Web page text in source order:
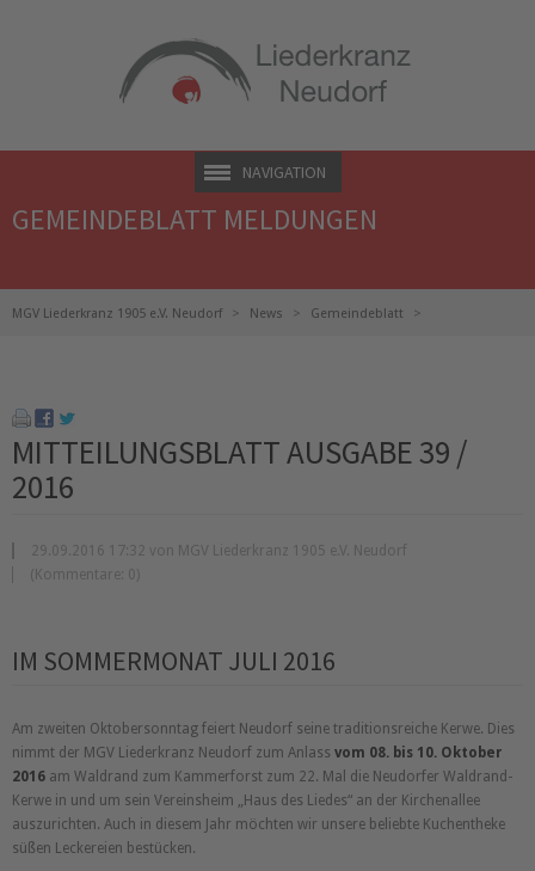
NAVIGATION
GEMEINDEBLATT MELDUNGEN
MGV Liederkranz 1905 e.V. Neudorf News Gemeindeblatt
MITTEILUNGSBLATT AUSGABE 39 /
2016
29.09.2016 17:32 von MGV Liederkranz 1905 e.V. Neudorf
(Kommentare: 0)
IM SOMMERMONAT JULI 2016
Am zweiten Oktobersonntag feiert Neudorf seine traditionsreiche Kerwe. Dies
nimmt der MGV Liederkranz Neudorf zum Anlass vom 08. bis 10. Oktober
2016 am Waldrand zum Kammerforst zum 22. Mal die Neudorfer Waldrand-
Kerwe in und um sein Vereinsheim
Haus des Liedes
an der Kirchenallee
auszurichten. Auch in diesem Jahr möchten wir unsere beliebte Kuchentheke
süßen Leckereien bestücken.